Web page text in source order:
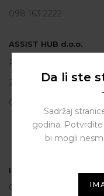
098 163 2222
ASSIST HUB d.o.o.
Put vrljuge 13
23206 Sukošan
OIB: 80250945864
Informacije
O nama
Da li ste
Sadržaj
godina.
bi mogli